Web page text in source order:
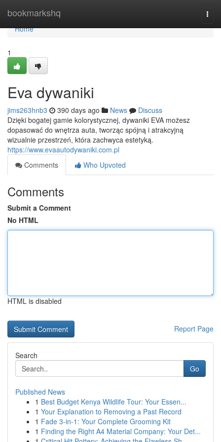
bookmarkshq
Home
Home
1
Eva dywaniki
jims263hnb3 390 days ago News
Discuss
Dzięki bogatej gamie kolorystycznej, dywaniki EVA możesz
dopasować do wnętrza auta, tworząc spójną i atrakcyjną
wizualnie przestrzeń, która zachwyca estetyką.
https://www.evaautodywaniki.com.pl
Comments
Who Upvoted
Comments
Submit a Comment
No HTML
HTML is disabled
Report Page
Search
Go
Published News
1 Best Budget Kenya Wildlife Tour: Your Essen...
1 Your Explanation to Removing a Past Record
1 Fade 3-in-1: Your Complete Grooming Kit
1 Finding the Right A4 Material Company: Your Det...